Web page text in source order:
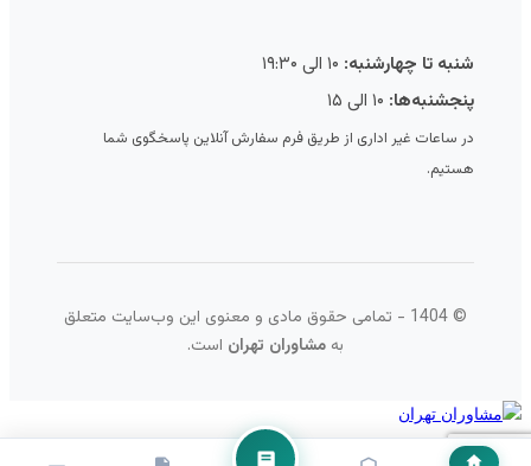
شنبه تا چهارشنبه:
پنجشنبه‌ها:
در ساعات غیر اداری از طریق فرم سفارش آنلاین پاسخگوی شما
هستیم.
© 1404 - تمامی حقوق مادی و معنوی این وب‌سایت متعلق
به مشاوران تهران است.